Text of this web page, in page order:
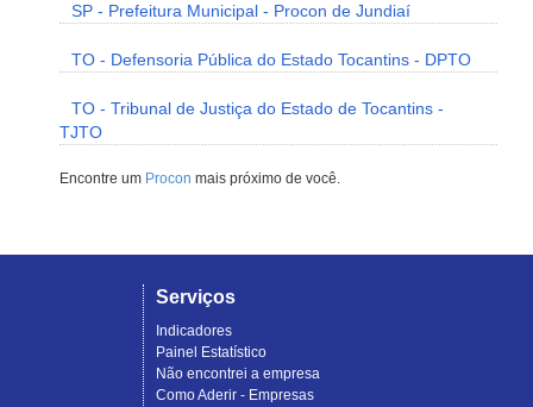
SP - Prefeitura Municipal - Procon de Jundiaí
TO - Defensoria Pública do Estado Tocantins - DPTO
TO - Tribunal de Justiça do Estado de Tocantins -
TJTO
Encontre um Procon mais próximo de você.
Serviços
Indicadores
Painel Estatístico
Não encontrei a empresa
Como Aderir - Empresas